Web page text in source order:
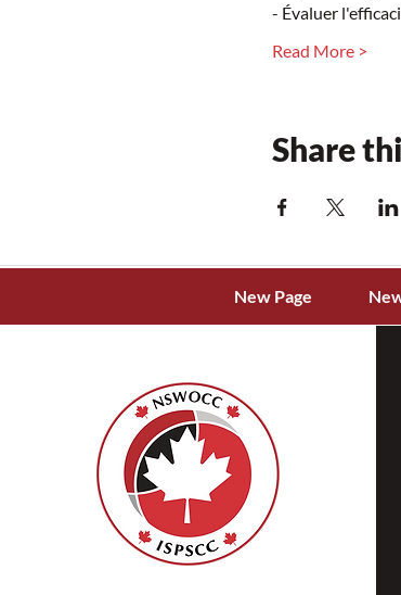
- Évaluer
Read More >
Share
New Page